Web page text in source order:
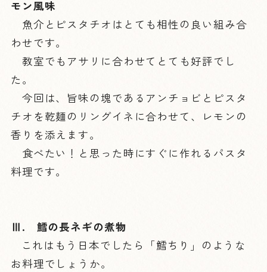
モン風味
魚介とピスタチオはとても相性の良い組み合
わせです。
教室でもアサリに合わせてとても好評でし
た。
今回は、旨味の塊であるアンチョビとピスタ
チオを乾麺のリングイネに合わせて、レモンの
香りを添えます。
食べたい！と思った時にすぐに作れるパスタ
料理です。
Ⅲ. 鱈の長ネギの煮物
これはもう日本でしたら「鱈ちり」のような
お料理でしょうか。